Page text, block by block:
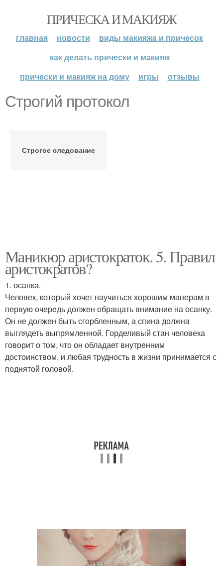
ПРИЧЕСКА И МАКИЯЖ
главная новости
виды макияжа и причесок
как делать прически и макияж
прически и макияж на дому
игры отзывы
Строгий протокол
Строгое следование
Маникюр аристократок. 5. Правил
аристократов?
1. осанка.
Человек, который хочет научиться хорошим манерам в
первую очередь должен обращать внимание на осанку.
Он не должен быть сгорбленным, а спина должна
выглядеть выпрямленной. Горделивый стан человека
говорит о том, что он обладает внутренним
достоинством, и любая трудность в жизни принимается с
поднятой головой.